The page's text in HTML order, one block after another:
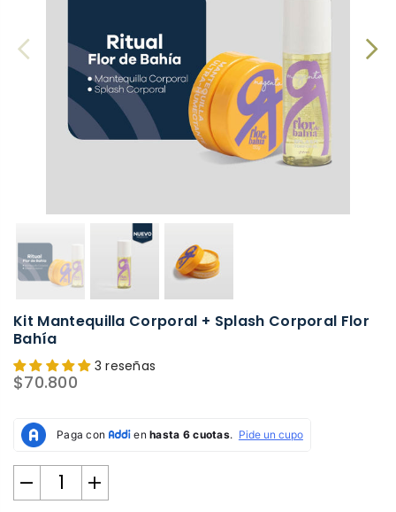
Kit Mantequilla Corporal + Splash Corporal Flor
Bahía
3 reseñas
Precio
$70.800